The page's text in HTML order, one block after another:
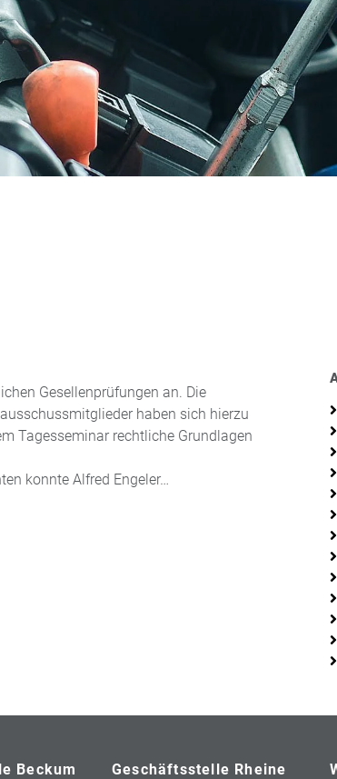
Gesellenprüfungen an. Die
haben sich hierzu
Tagesseminar rechtliche Grundlagen
konnte Alfred Engeler…
Beckum
Geschäftsstelle Rheine